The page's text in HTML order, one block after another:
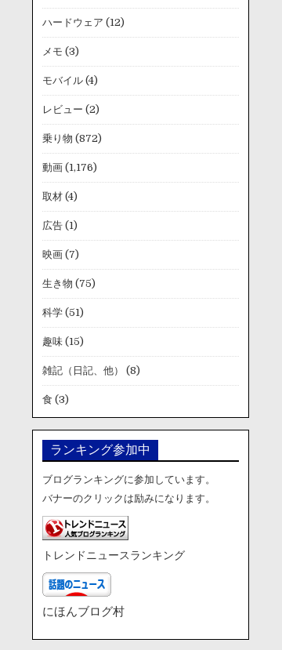
ハードウェア (12)
メモ (3)
モバイル(4)
レビュー (2)
乗り物 (872)
動画(1,176)
取材(4)
広告(1)
映画(7)
生き物 (75)
科学(51)
趣味(15)
雑記（日記、他） (8)
食 (3)
ランキング参加中
ブログランキングに参加しています。
バナーのクリックは励みになります。
トレンドニュースランキング
にほんブログ村